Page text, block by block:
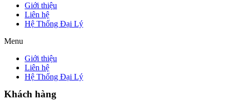
Giới thiệu
Liên hệ
Hệ Thống Đại Lý
Menu
Giới thiệu
Liên hệ
Hệ Thống Đại Lý
Khách hàng